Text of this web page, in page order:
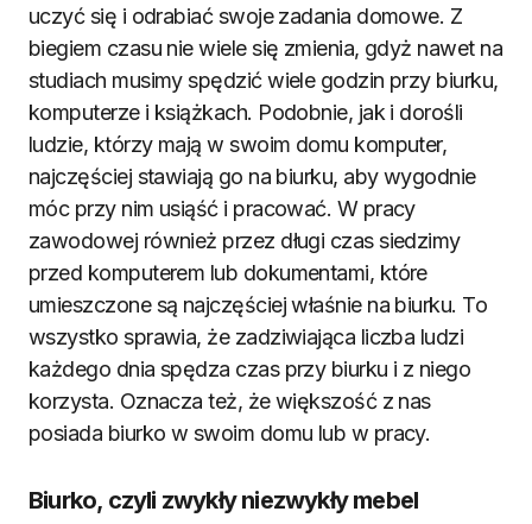
uczyć się i odrabiać swoje zadania domowe. Z
biegiem czasu nie wiele się zmienia, gdyż nawet na
studiach musimy spędzić wiele godzin przy biurku,
komputerze i książkach. Podobnie, jak i dorośli
ludzie, którzy mają w swoim domu komputer,
najczęściej stawiają go na biurku, aby wygodnie
móc przy nim usiąść i pracować. W pracy
zawodowej również przez długi czas siedzimy
przed komputerem lub dokumentami, które
umieszczone są najczęściej właśnie na biurku. To
wszystko sprawia, że zadziwiająca liczba ludzi
każdego dnia spędza czas przy biurku i z niego
korzysta. Oznacza też, że większość z nas
posiada biurko w swoim domu lub w pracy.
Biurko, czyli zwykły niezwykły mebel